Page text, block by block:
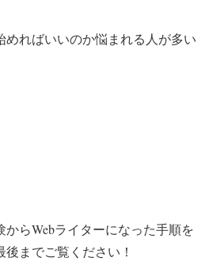
めればいいのか悩まれる人が多い
らWebライターになった手順を
までご覧ください！